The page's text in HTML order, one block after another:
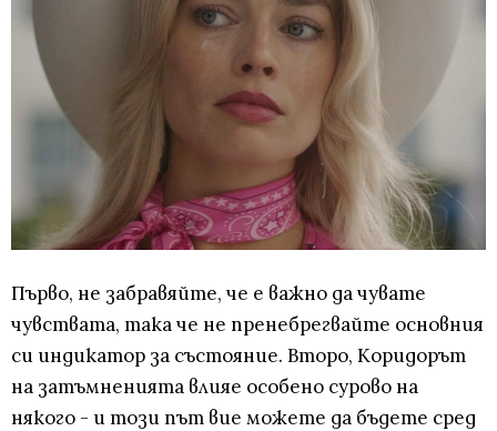
Първо, не забравяйте, че е важно да чувате
чувствата, така че не пренебрегвайте основния
си индикатор за състояние. Второ, Коридорът
на затъмненията влияе особено сурово на
някого - и този път вие можете да бъдете сред